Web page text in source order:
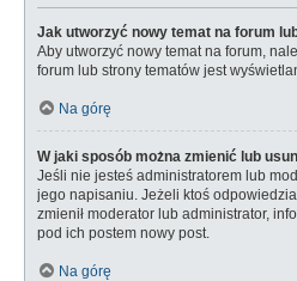
Jak utworzyć nowy temat na forum
Aby utworzyć nowy temat na forum,
forum lub strony tematów jest
Na górę
W jaki sposób można zmienić lub
Jeśli nie jesteś administratorem lub
jego napisaniu. Jeżeli ktoś
zmienił moderator lub administrator,
pod ich postem nowy post.
Na górę